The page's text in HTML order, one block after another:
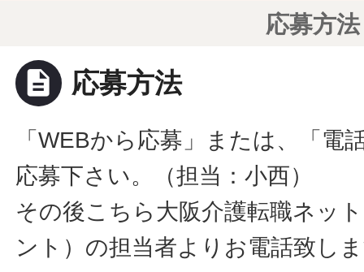
応募方法
description 応募方法
「WEBから応募」または、「電
応募下さい。（担当：小西）
その後こちら大阪介護転職ネッ
ント）の担当者よりお電話致し